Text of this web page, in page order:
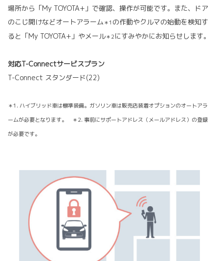
場所から「My TOYOTA+」で確認、操作が可能です。また、ドア
のこじ開けなどオートアラーム＊1 の作動やクルマの始動を検知す
ると「My TOYOTA+」やメール＊2にすみやかにお知らせします。
対応T-Connectサービスプラン
T-Connect スタンダード(22)
＊1. ハイブリッド車は標準装備。ガソリン車は販売店装着オプションのオートアラ
ームが必要となります。 ＊2. 事前にサポートアドレス（メールアドレス）の登録
が必要です。